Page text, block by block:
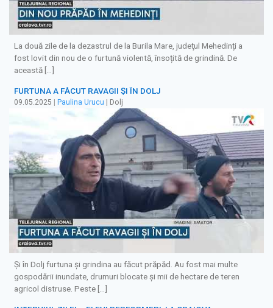
La două zile de la dezastrul de la Burila Mare, judeţul Mehedinți a
fost lovit din nou de o furtună violentă, însoțită de grindină. De
această […]
FURTUNA A FĂCUT RAVAGII ŞI ÎN DOLJ
09.05.2025 Paulina Urucu | Dolj
Şi în Dolj furtuna şi grindina au făcut prăpăd. Au fost mai multe
gospodării inundate, drumuri blocate și mii de hectare de teren
agricol distruse. Peste […]